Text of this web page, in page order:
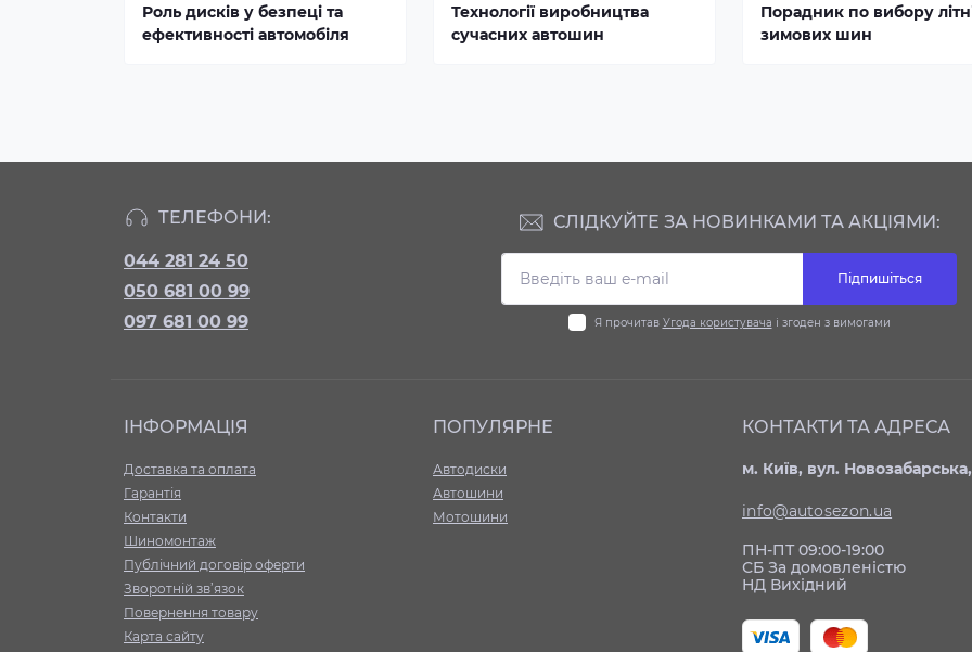
Роль дисків у безпеці та
ефективності автомобіля
Технології виробництва
сучасних автошин
Порадник по вибору
зимових шин
ТЕЛЕФОНИ:
044 281 24 50
050 681 00 99
097 681 00 99
СЛІДКУЙТЕ ЗА НОВИНКАМИ ТА АКЦІЯМИ:
Підпишіться
Я прочитав Угода користувача і згоден з вимогами
ІНФОРМАЦІЯ
Доставка та оплата
Гарантія
Контакти
Шиномонтаж
Публічний договір оферти
Зворотній зв’язок
Повернення товару
Карта сайту
ПОПУЛЯРНЕ
Автодиски
Автошини
Мотошини
КОНТАКТИ ТА АДРЕСА
м. Київ, вул. Новозабарська,
info@autosezon.ua
ПН-ПТ 09:00-19:00
СБ За домовленістю
НД Вихідний